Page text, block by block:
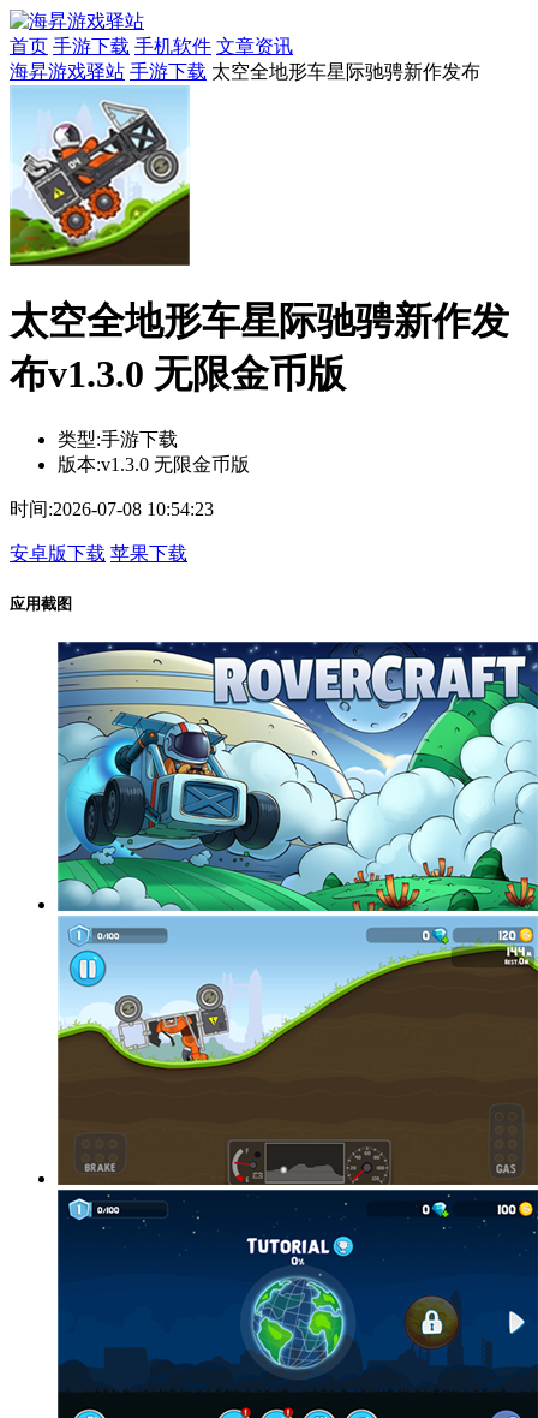
首页 手游下载 手机软件 文章资讯
海昇游戏驿站 手游下载 太空全地形车星际驰骋新作发布
太空全地形车星际驰骋新作发
布v1.3.0 无限金币版
类型:手游下载
版本:v1.3.0 无限金币版
时间:2026-07-08 10:54:23
安卓版下载 苹果下载
应用截图